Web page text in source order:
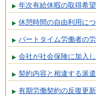
年次有給休暇の取得希
休憩時間の自由利用に
パートタイム労働者の
会社が社会保険に加入
契約内容と相違する派
有期労働契約の反復更